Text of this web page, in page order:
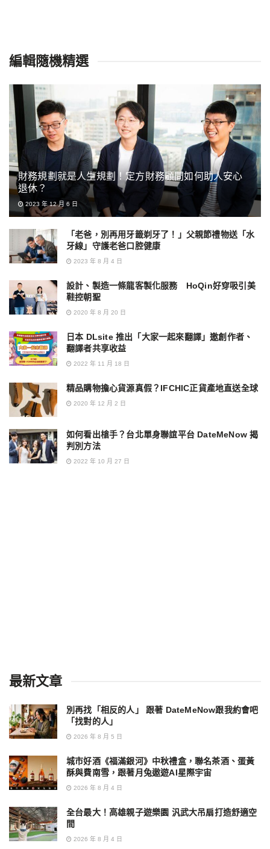
編輯隨機精選
財務規劃就是人生規劃！定方財務顧問如何助人安心
退休？
2023 年 12 月 6 日
「老爸，別再用牙籤剃牙了！」父親節禮物送「水
牙線」守護老爸口腔健康
2023 年 8 月 4 日
設計、製造一條龍客製化服務 HoQin好穿吸引美
鞋控朝聖
2020 年 8 月 20 日
日本 DLsite 推出「大家一起來翻譯」邀創作者、
翻譯者共享收益
2022 年 11 月 18 日
精品購物擔心貨源真假？IFCHIC正貨產地直送全球
2020 年 12 月 2 日
如何看出槍手？台北單身聯誼平台 DateMeNow 揭
判別方法
2022 年 10 月 27 日
最新文章
別再找「相反的人」 跟著 DateMeNow跟我約會吧
「找對的人」
2026 年 8 月 5 日
城市好酒《福滿銀河》中秋禮盒，聯名茶酒、蛋黃
酥與費南雪，跟著月兔遨遊AI星際宇宙
2026 年 8 月 4 日
全台最大！高雄親子遊樂園 汎武大吊扇打造舒適空
間
2026 年 8 月 4 日